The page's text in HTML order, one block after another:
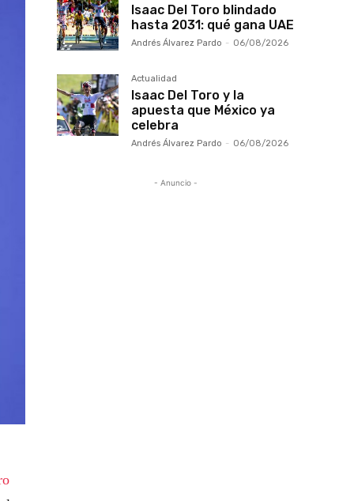
Isaac Del Toro blindado
hasta 2031: qué gana UAE
Andrés Álvarez Pardo - 06/08/2026
Actualidad
Isaac Del Toro y la
apuesta que México ya
celebra
Andrés Álvarez Pardo - 06/08/2026
- Anuncio -